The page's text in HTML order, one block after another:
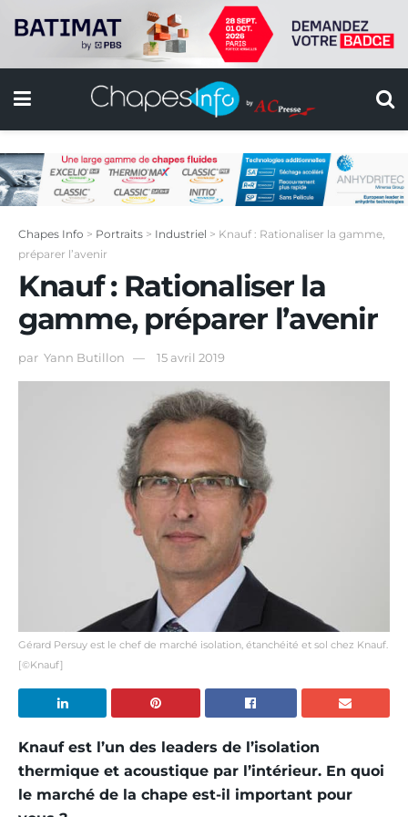
Chapes Info > Portraits > Industriel > Knauf : Rationaliser la gamme,
préparer l’avenir
Knauf : Rationaliser la
gamme, préparer l’avenir
par Yann Butillon 15 avril 2019
Gérard Persuy est le chef de marché isolation, étanchéité et sol chez Knauf.
[©Knauf]
Knauf est l’un des leaders de l’isolation
thermique et acoustique par l’intérieur. En quoi
le marché de la chape est-il important pour